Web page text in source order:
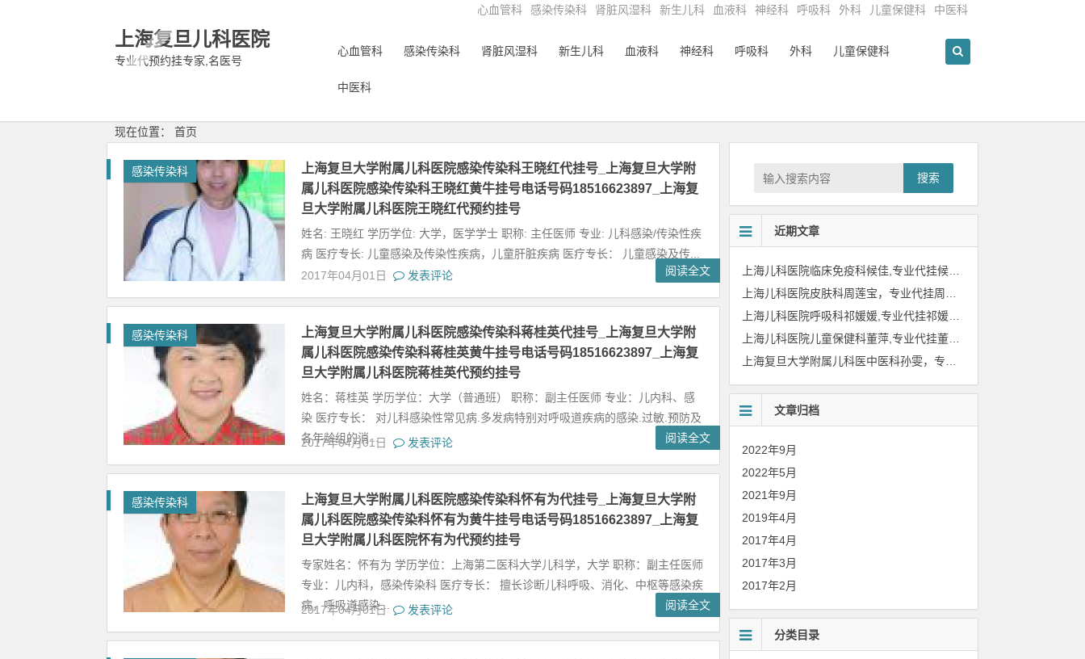
心血管科 感染传染科 肾脏风湿科 新生儿科 血液科 神经科 呼吸科 外科 儿童保健科 中医科
上海复旦儿科医院
专业代预约挂专家,名医号
心血管科 感染传染科 肾脏风湿科 新生儿科 血液科 神经科 呼吸科 外科 儿童保健科
中医科
现在位置： 首页
感染传染科
上海复旦大学附属儿科医院感染传染科王晓红代挂号_上海复旦大学附
属儿科医院感染传染科王晓红黄牛挂号电话号码18516623897_上海复
旦大学附属儿科医院王晓红代预约挂号
姓名: 王晓红 学历学位: 大学，医学学士 职称: 主任医师 专业: 儿科感染/传染性疾
病 医疗专长: 儿童感染及传染性疾病，儿童肝脏疾病 医疗专长： 儿童感染及传...
2017年04月01日
发表评论 阅读全文
感染传染科
上海复旦大学附属儿科医院感染传染科蒋桂英代挂号_上海复旦大学附
属儿科医院感染传染科蒋桂英黄牛挂号电话号码18516623897_上海复
旦大学附属儿科医院蒋桂英代预约挂号
姓名：蒋桂英 学历学位：大学（普通班） 职称：副主任医师 专业：儿内科、感
染 医疗专长： 对儿科感染性常见病.多发病特别对呼吸道疾病的感染.过敏.预防及
各年龄组的消...
2017年04月01日 发表评论 阅读全文
感染传染科
上海复旦大学附属儿科医院感染传染科怀有为代挂号_上海复旦大学附
属儿科医院感染传染科怀有为黄牛挂号电话号码18516623897_上海复
旦大学附属儿科医院怀有为代预约挂号
专家姓名：怀有为 学历学位：上海第二医科大学儿科学，大学 职称：副主任医师
专业：儿内科，感染传染科 医疗专长： 擅长诊断儿科呼吸、消化、中枢等感染疾
病，呼吸道感染...
2017年04月01日 发表评论 阅读全文
搜索
近期文章
文章归档
2022年9月
2022年5月
2021年9月
2019年4月
2017年4月
2017年3月
2017年2月
分类目录